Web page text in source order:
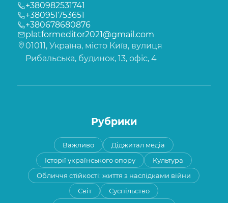
+380982531741
+380951753651
+380678680876
platformeditor2021@gmail.com
01011, Україна, місто Київ, вулиця
Рибальська, будинок, 13, офіс, 4
Рубрики
Важливо
Діджитал медіа
Історії українського опору
Культура
Обличчя стійкості: життя з наслідками війни
Світ
Суспільство